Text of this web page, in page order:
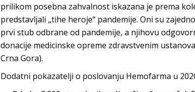
prilikom posebna zahvalnost iskazana je prema
predstavljali „tihe heroje“ pandemije. Oni su
prvi stub odbrane od pandemije, a njihovu
donacije medicinske opreme zdravstvenim
Crna Gora).
Dodatni pokazatelji o poslovanju Hemofarma u